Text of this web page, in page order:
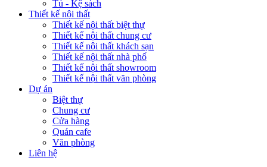
Tủ - Kệ sách
Thiết kế nội thất
Thiết kế nội thất biệt thự
Thiết kế nội thất chung cư
Thiết kế nội thất khách sạn
Thiết kế nội thất nhà phố
Thiết kế nội thất showroom
Thiết kế nội thất văn phòng
Dự án
Biệt thự
Chung cư
Cửa hàng
Quán cafe
Văn phòng
Liên hệ